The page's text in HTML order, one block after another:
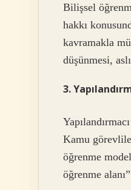
Bilişsel
hakkı
kavramakla
düşünmesi,
3.
Kamu
öğrenme
öğrenme